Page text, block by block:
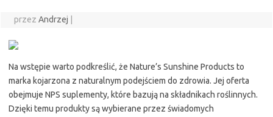
przez Andrzej
Na wstępie warto podkreślić, że Nature’s Sunshine Products to
marka kojarzona z naturalnym podejściem do zdrowia. Jej oferta
obejmuje NPS suplementy, które bazują na składnikach roślinnych.
Dzięki temu produkty są wybierane przez świadomych